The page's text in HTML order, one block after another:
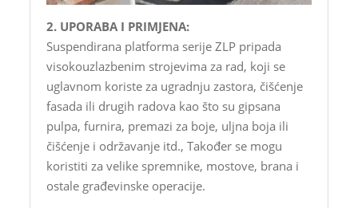
2. UPORABA I PRIMJENA:
Suspendirana platforma serije ZLP pripada
visokouzlazbenim strojevima za rad, koji se
uglavnom koriste za ugradnju zastora, čišćenje
fasada ili drugih radova kao što su gipsana
pulpa, furnira, premazi za boje, uljna boja ili
čišćenje i održavanje itd., Također se mogu
koristiti za velike spremnike, mostove, brana i
ostale građevinske operacije.